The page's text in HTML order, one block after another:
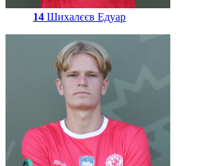
14 Шихалєєв Едуар